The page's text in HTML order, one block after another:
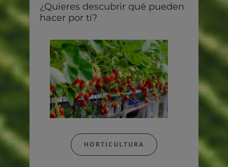
¿Quieres descubrir qué pueden
hacer por ti?
HORTICULTURA